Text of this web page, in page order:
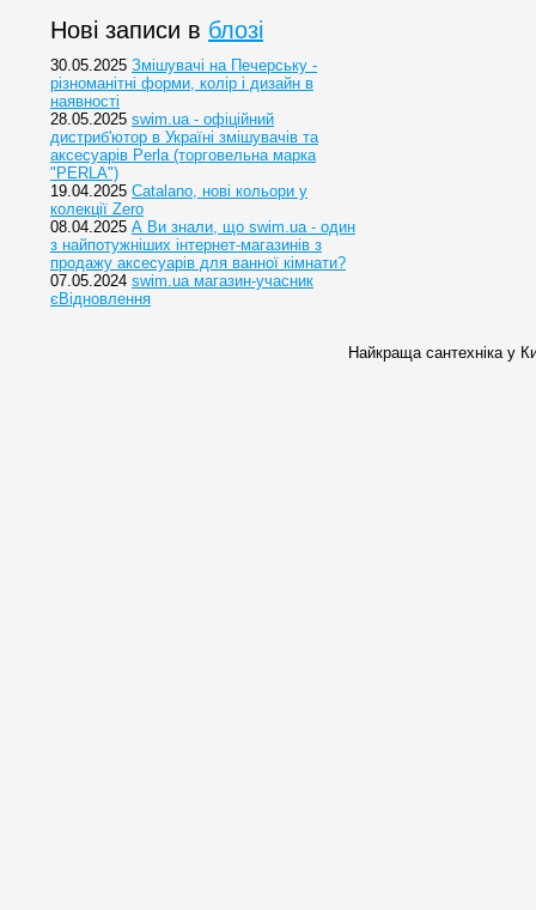
Нові записи в блозі
30.05.2025 Змішувачі на Печерську -
різноманітні форми, колір і дизайн в
наявності
28.05.2025 swim.ua - офіційний
дистриб'ютор в Україні змішувачів та
аксесуарів Perla (торговельна марка
"PERLA")
19.04.2025 Catalano, нові кольори у
колекції Zero
08.04.2025 А Ви знали, що swim.ua - один
з найпотужніших інтернет-магазинів з
продажу аксесуарів для ванної кімнати?
07.05.2024 swim.ua магазин-учасник
єВідновлення
Найкраща сантехніка у